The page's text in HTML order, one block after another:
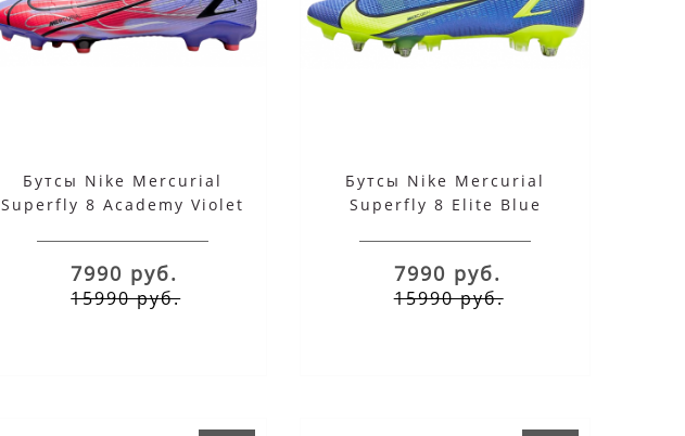
Бутсы Nike Mercurial
Superfly 8 Academy Violet
7990 руб.
15990 руб.
Бутсы Nike Mercurial
Superfly 8 Elite Blue
7990 руб.
15990 руб.